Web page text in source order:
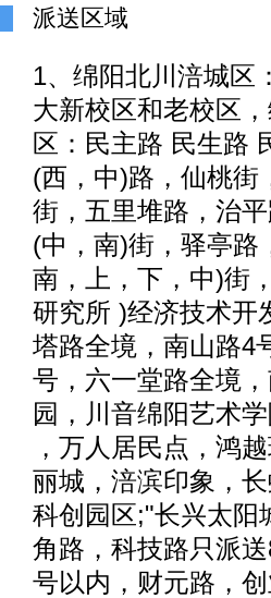
派送区域
1、绵阳北川涪城区
大新校区和老校区
区：民主路 民生路
(西，中)路，仙桃街
街，五里堆路，治
(中，南)街，驿亭路
南，上，下，中)街
研究所 )经济技术开
塔路全境，南山路4
号，六一堂路全境
园，川音绵阳艺术
，万人居民点，鸿
丽城，涪滨印象，
科创园区;"长兴太阳
角路，科技路只派
号以内，财元路，